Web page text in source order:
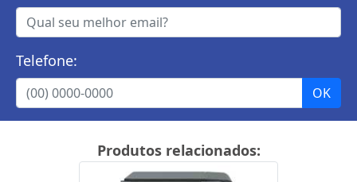
Telefone:
Produtos relacionados: